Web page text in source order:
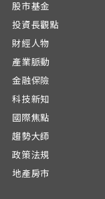
股市基金
投資長觀點
財經人物
產業脈動
金融保險
科技新知
國際焦點
趨勢大師
政策法規
地產房市